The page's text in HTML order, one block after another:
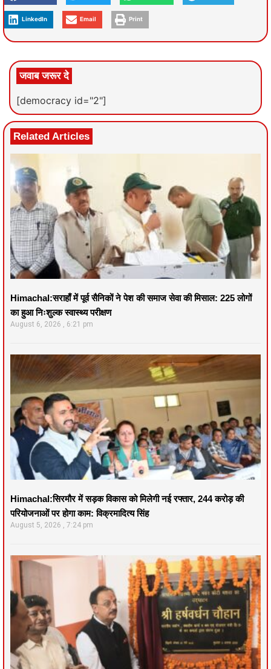
LinkedIn Email Print
जवाब जरूर दे
[democracy id="2"]
Related Articles
Himachal:सराहाँ में पूर्व सैनिकों ने पेश की समाज सेवा की मिसाल: 225 लोगों
का हुआ निःशुल्क स्वास्थ्य परीक्षण
August 6, 2026 6:21 pm
Himachal:सिरमौर में सड़क विकास को मिलेगी नई रफ्तार, 244 करोड़ की
परियोजनाओं पर होगा काम: विक्रमादित्य सिंह
August 5, 2026 7:24 pm